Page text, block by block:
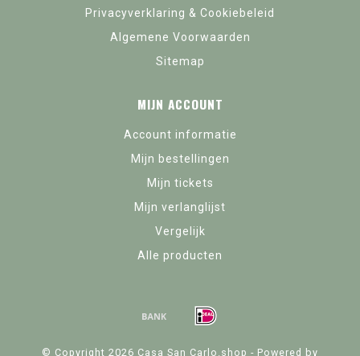
Privacyverklaring & Cookiebeleid
Algemene Voorwaarden
Sitemap
MIJN ACCOUNT
Account informatie
Mijn bestellingen
Mijn tickets
Mijn verlanglijst
Vergelijk
Alle producten
© Copyright 2026 Casa San Carlo.shop - Powered by